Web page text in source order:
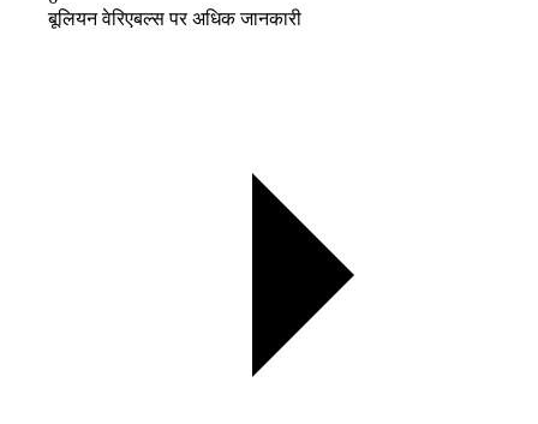
बूलियन वेरिएबल्स पर अधिक जानकारी